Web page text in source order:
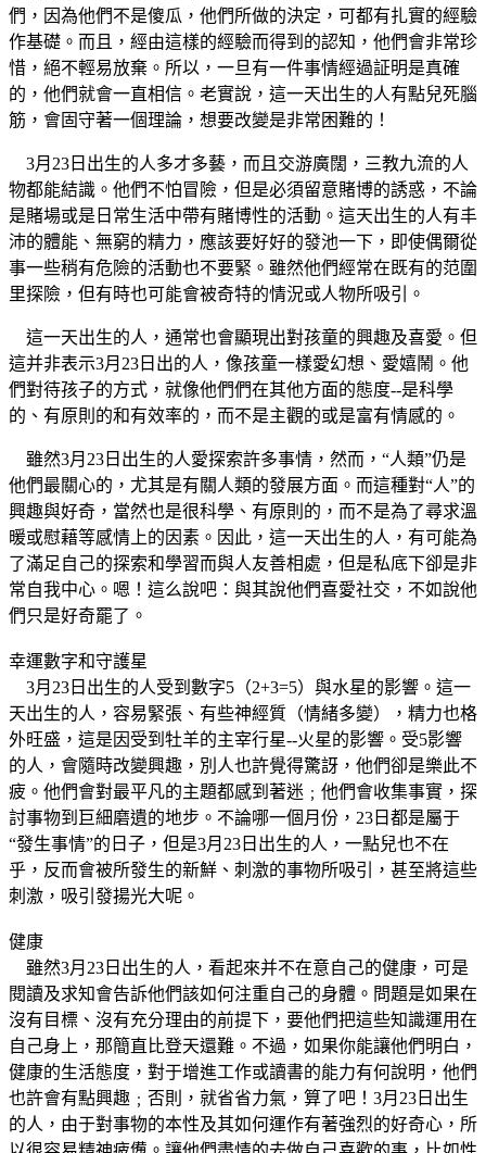
們，因為他們不是傻瓜，他們所做的決定，可都有扎實的經驗
作基礎。而且，經由這樣的經驗而得到的認知，他們會非常珍
惜，絕不輕易放棄。所以，一旦有一件事情經過証明是真確
的，他們就會一直相信。老實說，這一天出生的人有點兒死腦
筋，會固守著一個理論，想要改變是非常困難的！
3月23日出生的人多才多藝，而且交游廣闊，三教九流的人
物都能結識。他們不怕冒險，但是必須留意賭博的誘惑，不論
是賭場或是日常生活中帶有賭博性的活動。這天出生的人有丰
沛的體能、無窮的精力，應該要好好的發池一下，即使偶爾從
事一些稍有危險的活動也不要緊。雖然他們經常在既有的范圍
里探險，但有時也可能會被奇特的情況或人物所吸引。
這一天出生的人，通常也會顯現出對孩童的興趣及喜愛。但
這并非表示3月23日出的人，像孩童一樣愛幻想、愛嬉鬧。他
們對待孩子的方式，就像他們們在其他方面的態度--是科學
的、有原則的和有效率的，而不是主觀的或是富有情感的。
雖然3月23日出生的人愛探索許多事情，然而，“人類”仍是
他們最關心的，尤其是有關人類的發展方面。而這種對“人”的
興趣與好奇，當然也是很科學、有原則的，而不是為了尋求溫
暖或慰藉等感情上的因素。因此，這一天出生的人，有可能為
了滿足自己的探索和學習而與人友善相處，但是私底下卻是非
常自我中心。嗯！這么說吧：與其說他們喜愛社交，不如說他
們只是好奇罷了。
幸運數字和守護星
3月23日出生的人受到數字5（2+3=5）與水星的影響。這一
天出生的人，容易緊張、有些神經質（情緒多變），精力也格
外旺盛，這是因受到牡羊的主宰行星--火星的影響。受5影響
的人，會隨時改變興趣，別人也許覺得驚訝，他們卻是樂此不
疲。他們會對最平凡的主題都感到著迷﹔他們會收集事實，探
討事物到巨細磨遺的地步。不論哪一個月份，23日都是屬于
“發生事情”的日子，但是3月23日出生的人，一點兒也不在
乎，反而會被所發生的新鮮、刺激的事物所吸引，甚至將這些
刺激，吸引發揚光大呢。
健康
雖然3月23日出生的人，看起來并不在意自己的健康，可是
閱讀及求知會告訴他們該如何注重自己的身體。問題是如果在
沒有目標、沒有充分理由的前提下，要他們把這些知識運用在
自己身上，那簡直比登天還難。不過，如果你能讓他們明白，
健康的生活態度，對于增進工作或讀書的能力有何說明，他們
也許會有點興趣﹔否則，就省省力氣，算了吧！3月23日出生
的人，由于對事物的本性及其如何運作有著強烈的好奇心，所